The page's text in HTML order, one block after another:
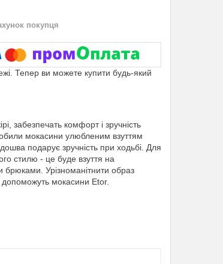
покупця
Тепер ви можете купити будь-який
забезпечать комфорт і зручність
мокасини улюбленим взуттям
подарує зручність при ходьбі. Для
стилю - це буде взуття на
брюками. Урізноманітнити образ
мокасини Etor.